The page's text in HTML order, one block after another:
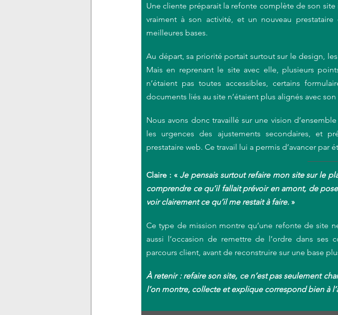
Une cliente préparait la refonte complète de son
vraiment à son activité, et un nouveau
meilleures bases.
Au départ, sa priorité portait surtout sur le design,
Mais en reprenant le site avec elle, plusieurs
n’étaient pas toutes accessibles, certains
documents liés au site n’étaient plus alignés avec
Nous avons donc travaillé sur une vision
les urgences des ajustements secondaires, et
prestataire web. Ce travail lui a permis d’avancer par
Claire : « Je pensais surtout refaire mon site sur le
comprendre ce qu’il fallait prévoir en amont, de
voir clairement ce qu’il me restait à faire. »
Ce type de mission montre qu’une refonte de site
aussi l’occasion de remettre de l’ordre dans ses
parcours client, avant de reconstruire sur une base
À retenir : refaire son site, ce n’est pas seulement
l’on montre, collecte et explique correspond bien à